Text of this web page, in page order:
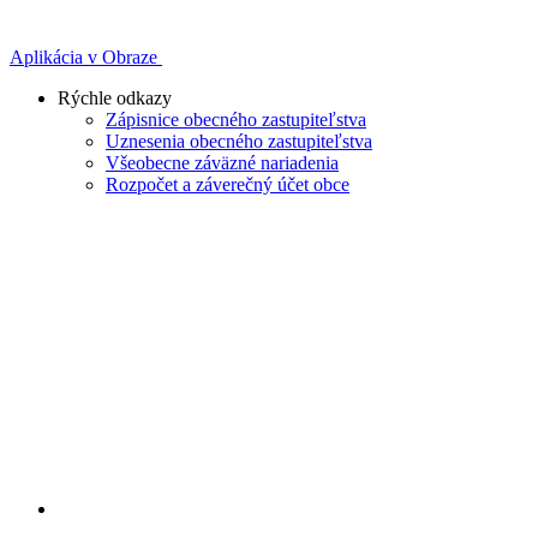
Aplikácia v Obraze
Rýchle odkazy
Zápisnice obecného zastupiteľstva
Uznesenia obecného zastupiteľstva
Všeobecne záväzné nariadenia
Rozpočet a záverečný účet obce